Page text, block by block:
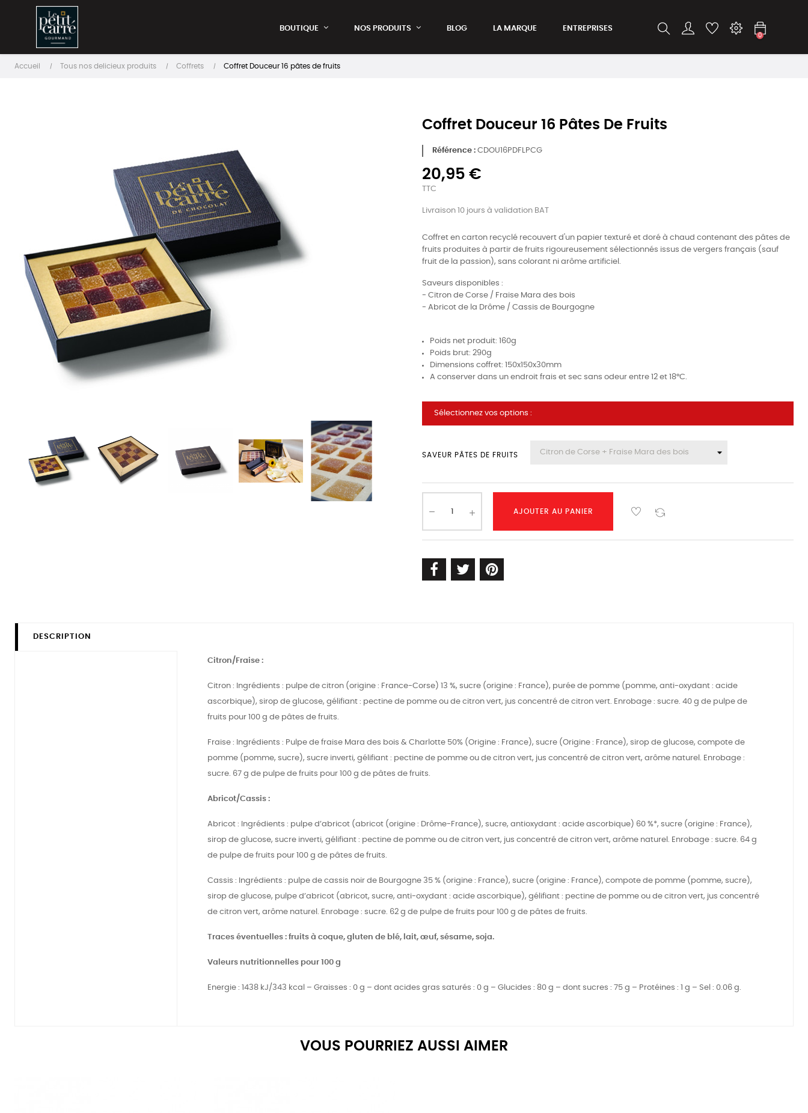
BOUTIQUE NOS PRODUITS BLOG LA MARQUE ENTREPRISES
0
Accueil Tous nos delicieux produits Coffrets Coffret Douceur 16 pâtes de fruits
Coffret Douceur 16 Pâtes De Fruits
Référence CDOU16PDFLPCG
20,95 €
TTC
Livraison 10 jours à validation BAT
Coffret en carton recyclé recouvert d'un papier texturé et doré à chaud contenant des pâtes de
fruits produites à partir de fruits rigoureusement sélectionnés issus de vergers français (sauf
fruit de la passion), sans colorant ni arôme artificiel.
Saveurs disponibles :
- Citron de Corse / Fraise Mara des bois
- Abricot de la Drôme / Cassis de Bourgogne
Poids net produit: 160g
Poids brut: 290g
Dimensions coffret: 150x150x30mm
A conserver dans un endroit frais et sec sans odeur entre 12 et 18°C.
Sélectionnez vos options :
SAVEUR PÂTES DE FRUITS
AJOUTER AU PANIER
DESCRIPTION
Citron/Fraise :
Citron : Ingrédients : pulpe de citron (origine : France-Corse) 13 %, sucre (origine : France), purée de pomme (pomme, anti-oxydant : acide
ascorbique), sirop de glucose, gélifiant : pectine de pomme ou de citron vert, jus concentré de citron vert. Enrobage : sucre. 40 g de pulpe de
fruits pour 100 g de pâtes de fruits.
Fraise : Ingrédients : Pulpe de fraise Mara des bois & Charlotte 50% (Origine : France), sucre (Origine : France), sirop de glucose, compote de
pomme (pomme, sucre), sucre inverti, gélifiant : pectine de pomme ou de citron vert, jus concentré de citron vert, arôme naturel. Enrobage :
sucre. 67 g de pulpe de fruits pour 100 g de pâtes de fruits.
Abricot/Cassis :
Abricot : Ingrédients : pulpe d’abricot (abricot (origine : Drôme-France), sucre, antioxydant : acide ascorbique) 60 %*, sucre (origine : France),
sirop de glucose, sucre inverti, gélifiant : pectine de pomme ou de citron vert, jus concentré de citron vert, arôme naturel. Enrobage : sucre. 64 g
de pulpe de fruits pour 100 g de pâtes de fruits.
Cassis : Ingrédients : pulpe de cassis noir de Bourgogne 35 % (origine : France), sucre (origine : France), compote de pomme (pomme, sucre),
sirop de glucose, pulpe d’abricot (abricot, sucre, anti-oxydant : acide ascorbique), gélifiant : pectine de pomme ou de citron vert, jus concentré
de citron vert, arôme naturel. Enrobage : sucre. 62 g de pulpe de fruits pour 100 g de pâtes de fruits.
Traces éventuelles : fruits à coque, gluten de blé, lait, œuf, sésame, soja.
Valeurs nutritionnelles pour 100 g
Energie : 1438 kJ/343 kcal – Graisses : 0 g – dont acides gras saturés : 0 g – Glucides : 80 g – dont sucres : 75 g – Protéines : 1 g – Sel : 0.06 g.
VOUS POURRIEZ AUSSI AIMER